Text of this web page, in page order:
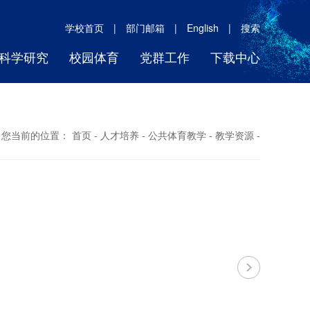
学校首页 | 部门邮箱 | English | 搜索
学研究 校园体育 党群工作 下载中心
您当前的位置： 首页 - 人才培养 - 公共体育教学 - 教学资源 -